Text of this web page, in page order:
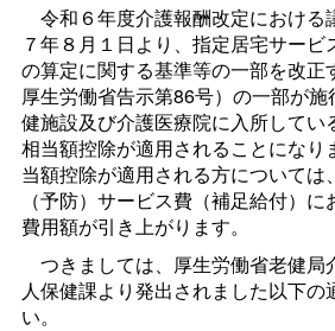
令和６年度介護報酬改定における
７年８月１日より、指定居宅サー
の算定に関する基準等の一部を改正
厚生労働省告示第86号）の一部が
健施設及び介護医療院に入所してい
相当額控除が適用されることになり
当額控除が適用される方については
（予防）サービス費（補足給付）
費用額が引き上がります。
つきましては、厚生労働省老健局
人保健課より発出されました以下の
い。